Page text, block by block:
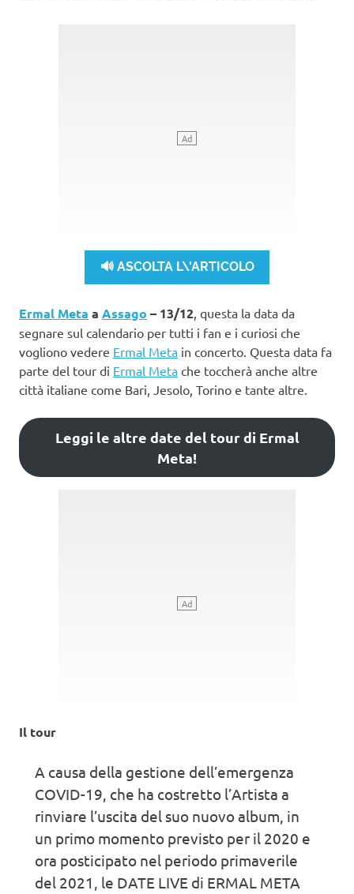
🔊 ASCOLTA L\'ARTICOLO
Ermal Meta a Assago – 13/12 , questa la data da
segnare sul calendario per tutti i fan e i curiosi che
vogliono vedere Ermal Meta in concerto. Questa data fa
parte del tour di Ermal Meta che toccherà anche altre
città italiane come Bari, Jesolo, Torino e tante altre.
Leggi le altre date del tour di Ermal
Meta!
Il tour
A causa della gestione dell’emergenza
COVID-19, che ha costretto l’Artista a
rinviare l’uscita del suo nuovo album, in
un primo momento previsto per il 2020 e
ora posticipato nel periodo primaverile
del 2021, le DATE LIVE di ERMAL META